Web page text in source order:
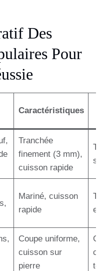
Des
Pour
Caractéristiques
Tranchée
finement (3 mm),
cuisson rapide
Mariné, cuisson
rapide
et
Coupe uniforme,
cuisson sur
pierre